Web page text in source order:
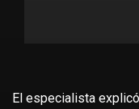
El especialista